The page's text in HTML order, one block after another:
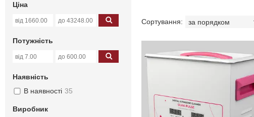
Ціна
Потужність
Наявність
В наявності 35
Виробник